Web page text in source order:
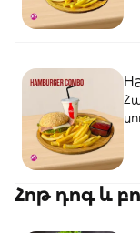
Հոթ դոգ և